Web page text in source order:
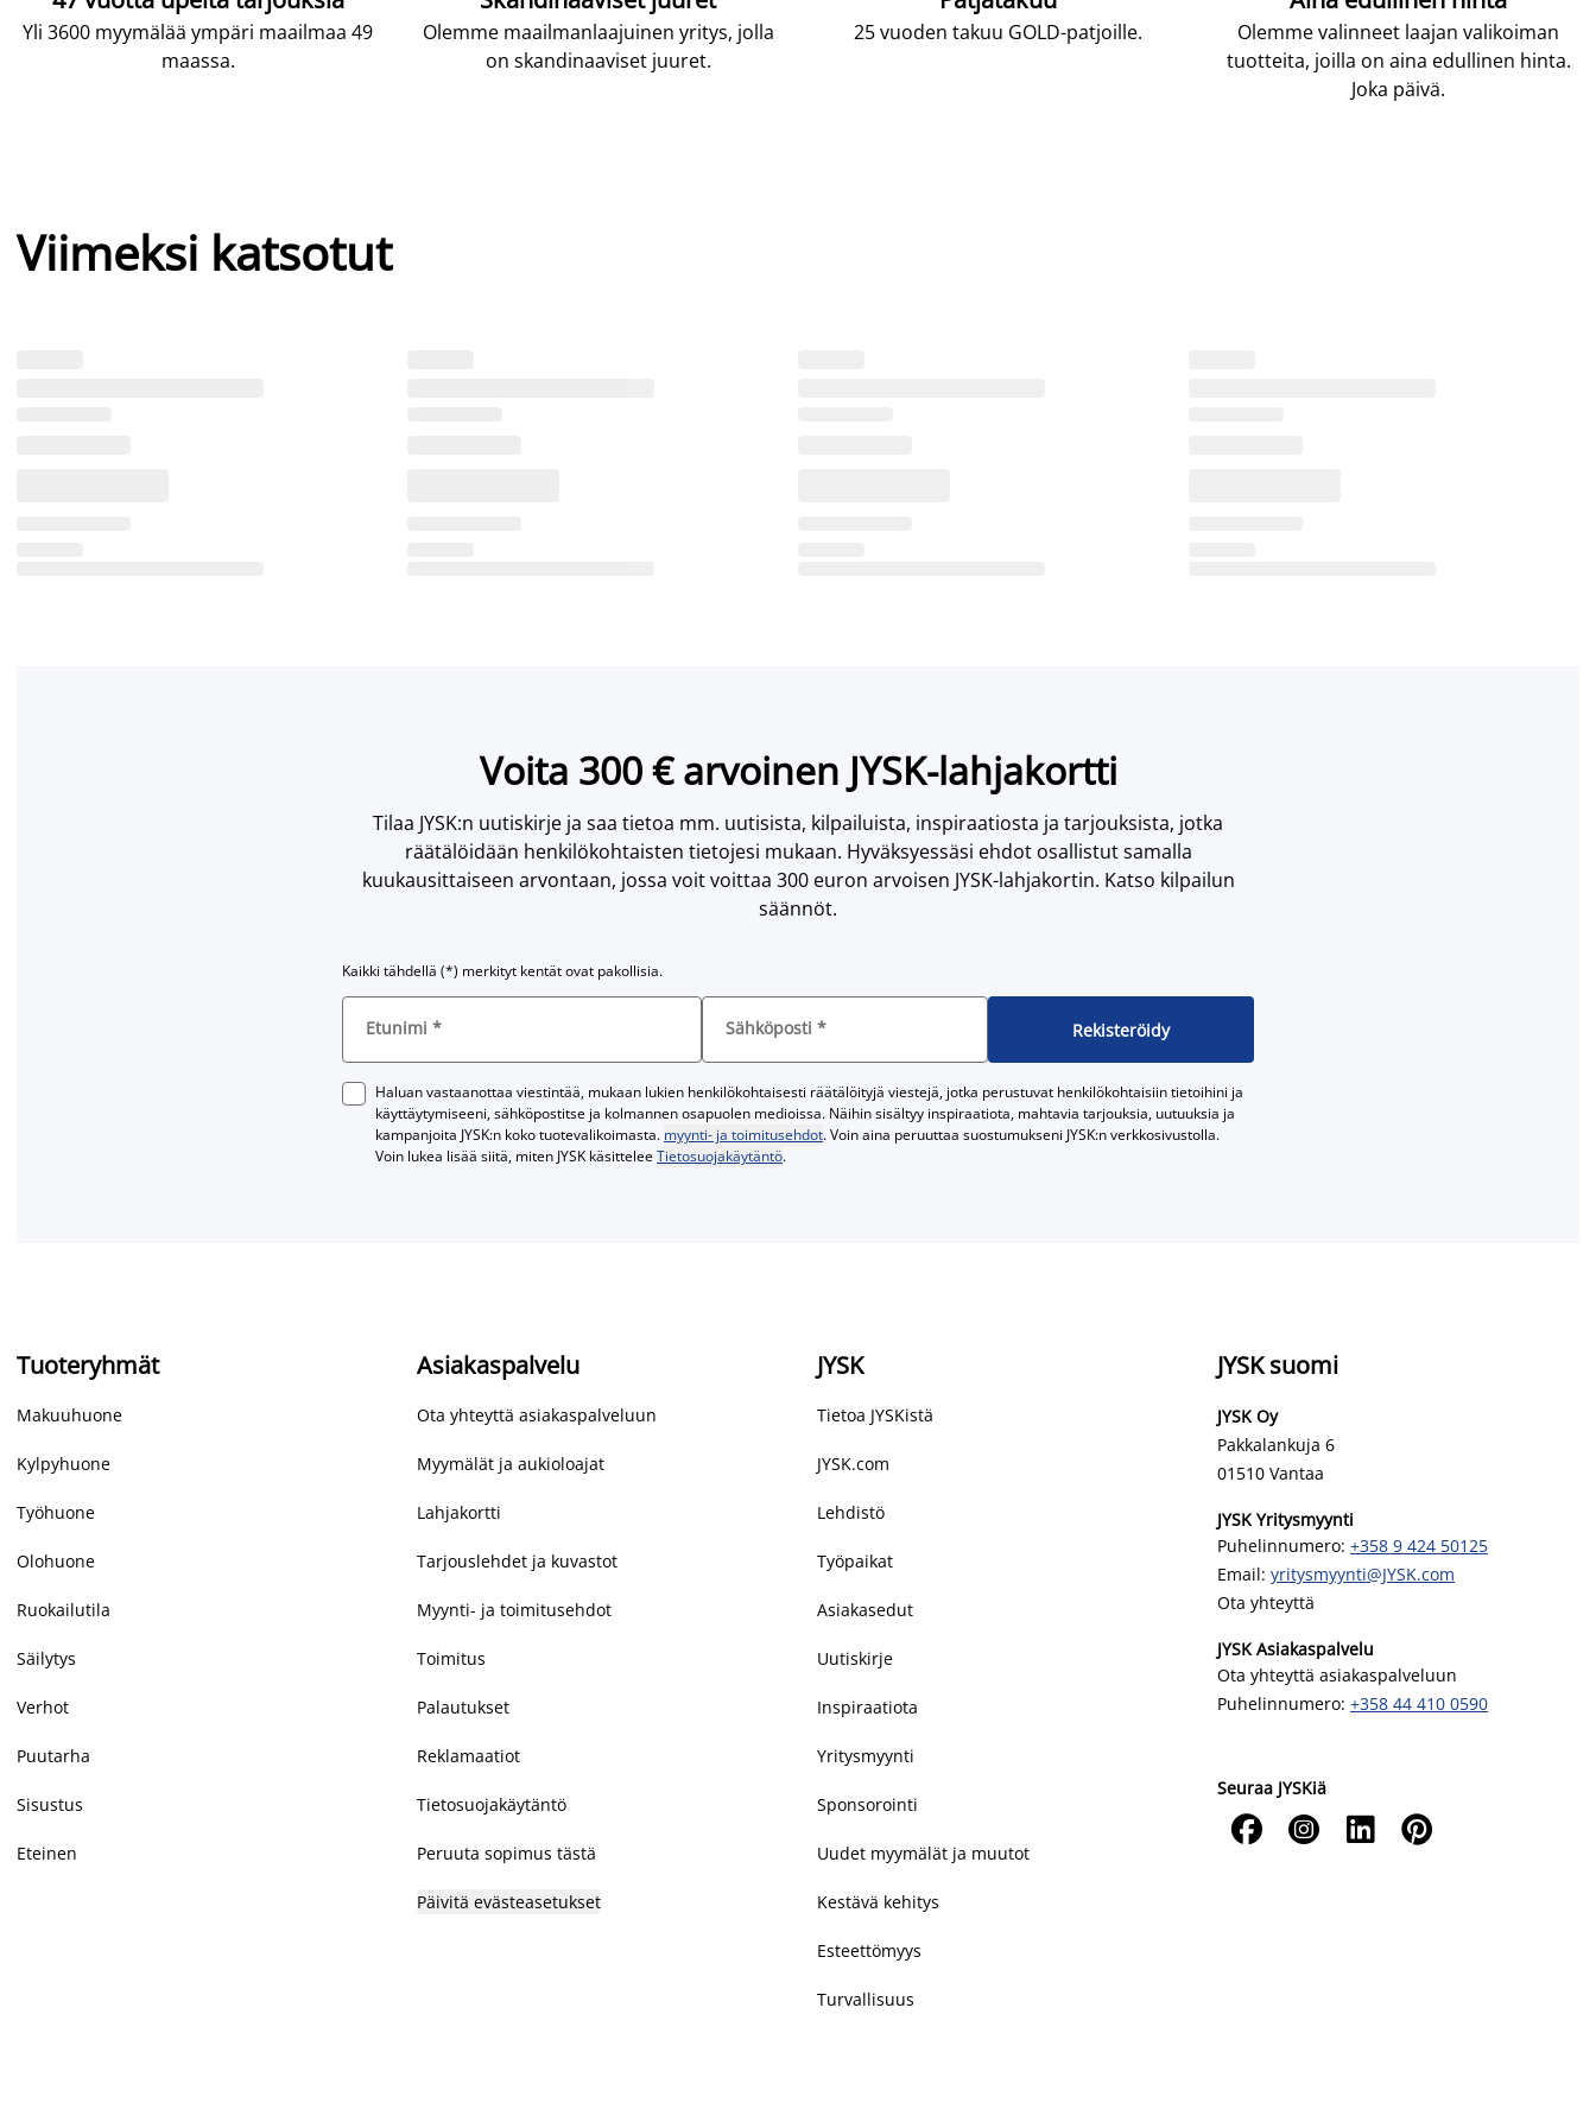
Yli 3600 myymälää ympäri maailmaa 49
maassa.
Olemme maailmanlaajuinen yritys, jolla
on skandinaaviset juuret.
25 vuoden takuu GOLD-patjoille.
Olemme valinneet laajan valikoiman
tuotteita, joilla on aina edullinen hinta.
Joka päivä.
Viimeksi katsotut
Voita 300 € arvoinen JYSK-lahjakortti
Tilaa JYSK:n uutiskirje ja saa tietoa mm. uutisista, kilpailuista, inspiraatiosta ja tarjouksista, jotka
räätälöidään henkilökohtaisten tietojesi mukaan. Hyväksyessäsi ehdot osallistut samalla
kuukausittaiseen arvontaan, jossa voit voittaa 300 euron arvoisen JYSK-lahjakortin. Katso kilpailun
säännöt.
Kaikki tähdellä (*) merkityt kentät ovat pakollisia.
Etunimi * Sähköposti * Rekisteröidy
Haluan vastaanottaa viestintää, mukaan lukien henkilökohtaisesti räätälöityjä viestejä, jotka perustuvat henkilökohtaisiin tietoihini ja
käyttäytymiseeni, sähköpostitse ja kolmannen osapuolen medioissa. Näihin sisältyy inspiraatiota, mahtavia tarjouksia, uutuuksia ja
kampanjoita JYSK:n koko tuotevalikoimasta. myynti- ja toimitusehdot. Voin aina peruuttaa suostumukseni JYSK:n verkkosivustolla.
Voin lukea lisää siitä, miten JYSK käsitteleeTietosuojakäytäntö.
Tuoteryhmät
Makuuhuone
Kylpyhuone
Työhuone
Olohuone
Ruokailutila
Säilytys
Verhot
Puutarha
Sisustus
Eteinen
Asiakaspalvelu
Ota yhteyttä asiakaspalveluun
Myymälät ja aukioloajat
Lahjakortti
Tarjouslehdet ja kuvastot
Myynti- ja toimitusehdot
Toimitus
Palautukset
Reklamaatiot
Tietosuojakäytäntö
Peruuta sopimus tästä
Päivitä evästeasetukset
JYSK
Tietoa JYSKistä
JYSK.com
Lehdistö
Työpaikat
Asiakasedut
Uutiskirje
Inspiraatiota
Yritysmyynti
Sponsorointi
Uudet myymälät ja muutot
Kestävä kehitys
Esteettömyys
Turvallisuus
JYSK suomi
JYSK Oy
Pakkalankuja 6
01510 Vantaa
JYSK Yritysmyynti
Puhelinnumero: +358 9 424 50125
Email: yritysmyynti@JYSK.com
Ota yhteyttä
JYSK Asiakaspalvelu
Ota yhteyttä asiakaspalveluun
Puhelinnumero: +358 44 410 0590
Seuraa JYSKiä
   